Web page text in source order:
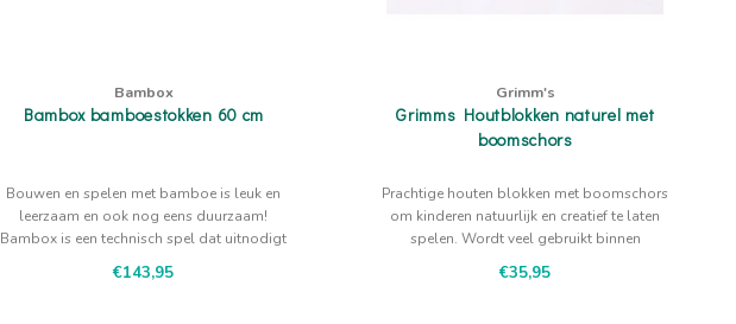
Bambox
Bambox bamboestokken 60 cm
Bouwen en spelen met bamboe is leuk en
leerzaam en ook nog eens duurzaam!
Bambox is een technisch spel dat uitnodigt
€143,95
Grimm's
Grimms Houtblokken naturel met
boomschors
Prachtige houten blokken met boomschors
om kinderen natuurlijk en creatief te laten
spelen. Wordt veel gebruikt binnen
€35,95